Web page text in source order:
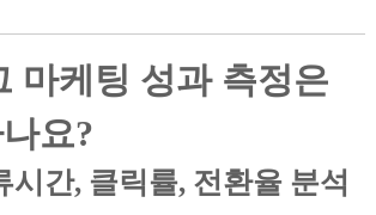
마케팅 성과 측정은
요?
시간, 클릭률, 전환율 분석